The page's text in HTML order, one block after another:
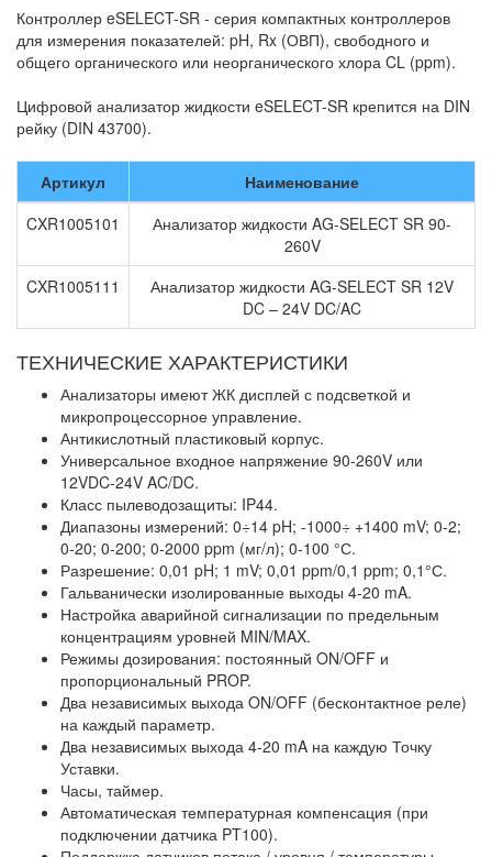
Контроллер eSELECT-SR - серия компактных контроллеров
для измерения показателей: pH, Rx (ОВП), свободного и
общего органического или неорганического хлора CL (ppm).
Цифровой анализатор жидкости eSELECT-SR крепится на DIN
рейку (DIN 43700).
Артикул
Наименование
CXR1005101
Анализатор жидкости AG-SELECT SR 90-
260V
CXR1005111
Анализатор жидкости AG-SELECT SR 12V
DC – 24V DC/AC
ТЕХНИЧЕСКИЕ ХАРАКТЕРИСТИКИ
Анализаторы имеют ЖК дисплей с подсветкой и
микропроцессорное управление.
Антикислотный пластиковый корпус.
Универсальное входное напряжение 90-260V или
12VDC-24V AC/DC.
Класс пылеводозащиты: IP44.
Диапазоны измерений: 0÷14 pH; -1000÷ +1400 mV; 0-2;
0-20; 0-200; 0-2000 ppm (мг/л); 0-100 °С.
Разрешение: 0,01 pH; 1 mV; 0,01 ppm/0,1 ppm; 0,1°С.
Гальванически изолированные выходы 4-20 mA.
Настройка аварийной сигнализации по предельным
концентрациям уровней MIN/MAX.
Режимы дозирования: постоянный ON/OFF и
пропорциональный PROP.
Два независимых выхода ON/OFF (бесконтактное реле)
на каждый параметр.
Два независимых выхода 4-20 mA на каждую Точку
Уставки.
Часы, таймер.
Автоматическая температурная компенсация (при
подключении датчика PT100).